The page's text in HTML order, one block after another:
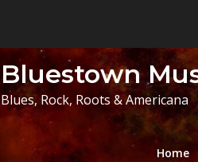
Bluestown
Blues, Rock, Roots & Americana
Home